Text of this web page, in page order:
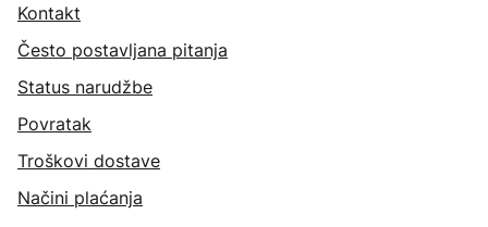
Kontakt
Često postavljana pitanja
Status narudžbe
Povratak
Troškovi dostave
Načini plaćanja